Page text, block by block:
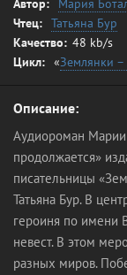
Автор:
Мария
Чтец: Татьяна Бур
Качество: 48 kb/s
Цикл: «Землянки –
Описание:
Аудиороман
продолжается»
писательницы
Татьяна Бур. В
героиня по имени
невест. В этом
разных миров.